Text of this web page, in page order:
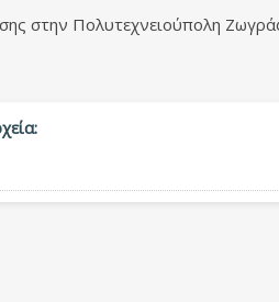
στην Πολυτεχνειούπολη